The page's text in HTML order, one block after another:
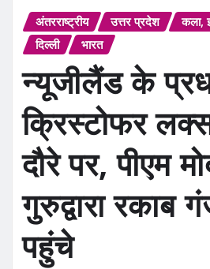
अंतरराष्ट्रीय उत्तर प्रदेश
कला,
दिल्ली
भारत
न्यूजीलैंड के
क्रिस्टोफर
दौरे पर, पीएम
गुरुद्वारा रकाब
पहुंचे